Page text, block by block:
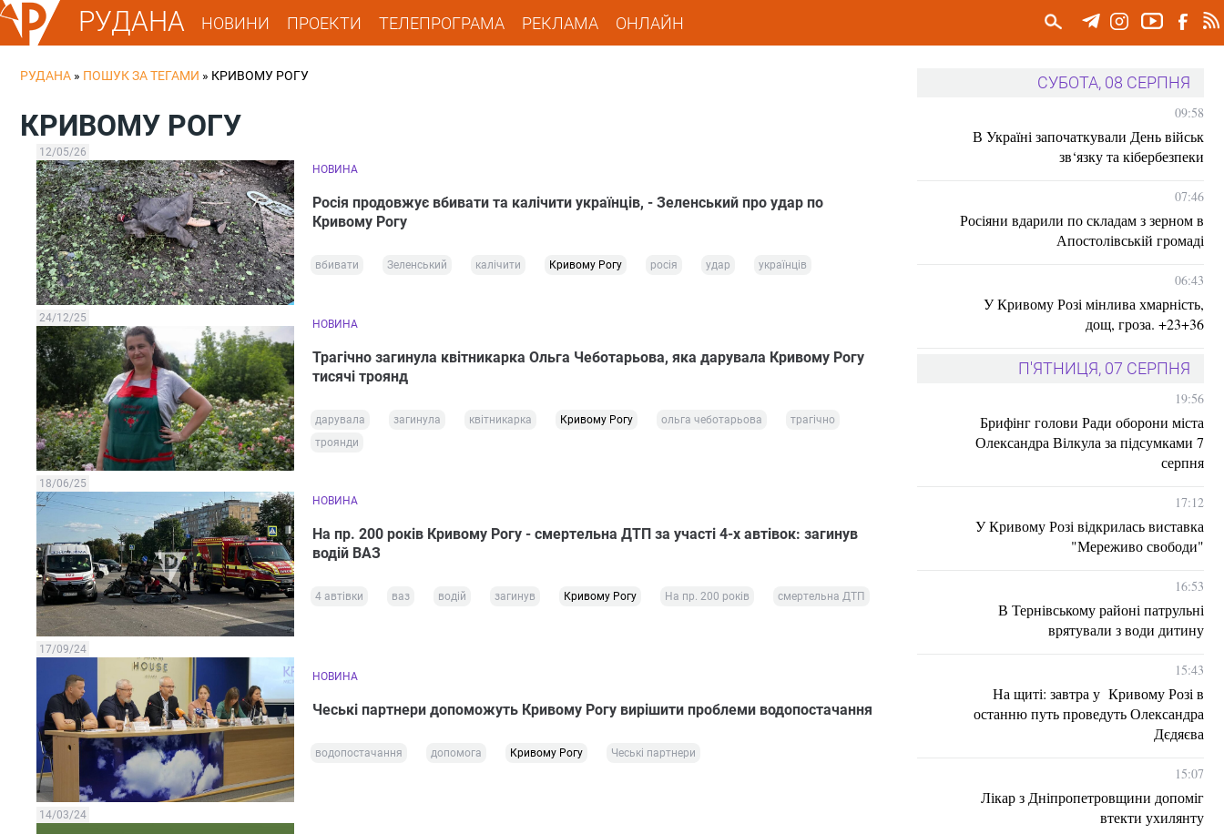
РУДАНА НОВИНИ ПРОЕКТИ ТЕЛЕПРОГРАМА РЕКЛАМА ОНЛАЙН
РУДАНА » ПОШУК ЗА ТЕГАМИ » КРИВОМУ РОГУ
КРИВОМУ РОГУ
12/05/26
НОВИНА
Росія продовжує вбивати та калічити українців, - Зеленський про удар по
Кривому Рогу
вбивати Зеленський калічити Кривому Рогу росія удар українців
24/12/25 НОВИНА
Трагічно загинула квітникарка Ольга Чеботарьова, яка дарувала Кривому Рогу
тисячі троянд
дарувала загинула квітникарка Кривому Рогу ольга чеботарьова
трагічно
троянди
18/06/25
НОВИНА
На пр. 200 років Кривому Рогу - смертельна ДТП за участі 4-х автівок: загинув
водій ВАЗ
4 автівки ваз водій загинув Кривому Рогу На пр. 200 років смертельна ДТП
17/09/24
НОВИНА
Чеські партнери допоможуть Кривому Рогу вирішити проблеми водопостачання
водопостачання допомога Кривому Рогу Чеські партнери
14/03/24
СУБОТА, 08 СЕРПНЯ
09:58
В Україні започаткували День військ
зв‘язку та кібербезпеки
07:46
Росіяни вдарили по складам з зерном в
Апостолівській громаді
06:43
У Кривому Розі мінлива хмарність,
дощ, гроза. +23+36
П'ЯТНИЦЯ, 07 СЕРПНЯ
19:56
Брифінг голови Ради оборони міста
Олександра Вілкула за підсумками 7
серпня
17:12
У Кривому Розі відкрилась виставка
"Мереживо свободи"
16:53
В Тернівському районі патрульні
врятували з води дитину
15:43
На щиті: завтра у Кривому Розі в
останню путь проведуть Олександра
Дєдяєва
15:07
Лікар з Дніпропетровщини допоміг
втекти ухилянту